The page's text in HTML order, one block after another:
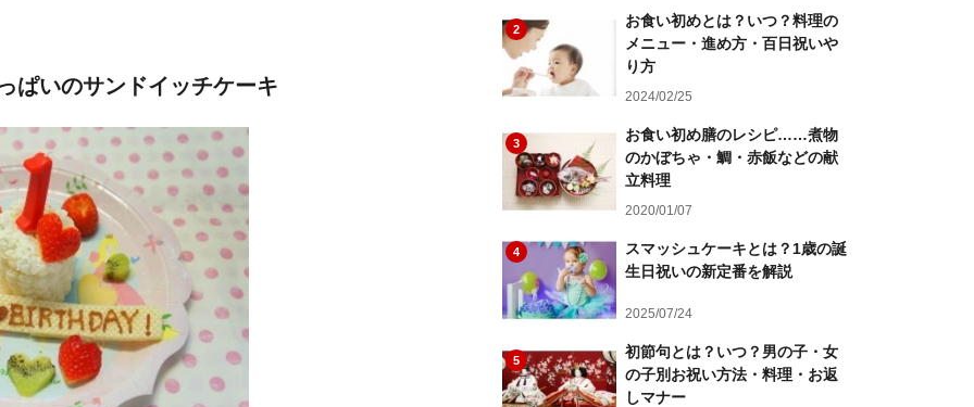
ぱいのサンドイッチケーキ
2
お食い初めとは？いつ？料理の
メニュー・進め方・百日祝いや
り方
2024/02/25
3
お食い初め膳のレシピ……煮物
のかぼちゃ・鯛・赤飯などの献
立料理
2020/01/07
4
スマッシュケーキとは？1歳の誕
生日祝いの新定番を解説
2025/07/24
5
初節句とは？いつ？男の子・女
の子別お祝い方法・料理・お返
しマナー